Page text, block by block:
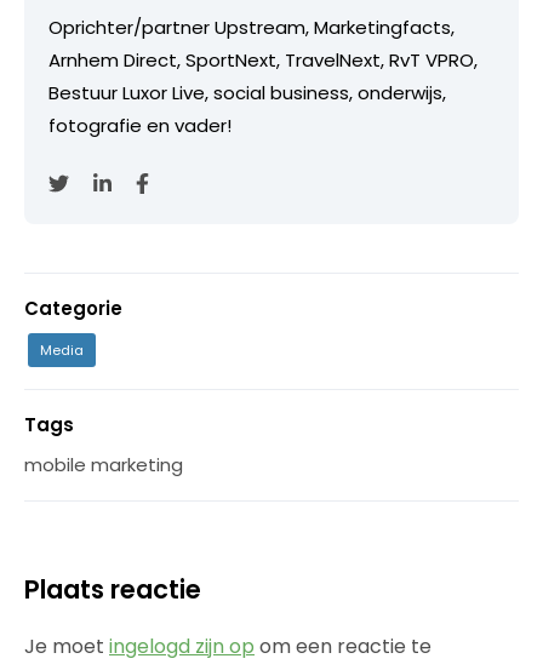
Oprichter/partner Upstream, Marketingfacts,
Arnhem Direct, SportNext, TravelNext, RvT VPRO,
Bestuur Luxor Live, social business, onderwijs,
fotografie en vader!
Categorie
Media
Tags
mobile marketing
Plaats reactie
Je moet ingelogd zijn op om een reactie te